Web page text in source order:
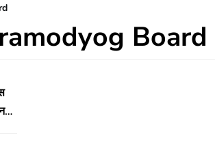
Board